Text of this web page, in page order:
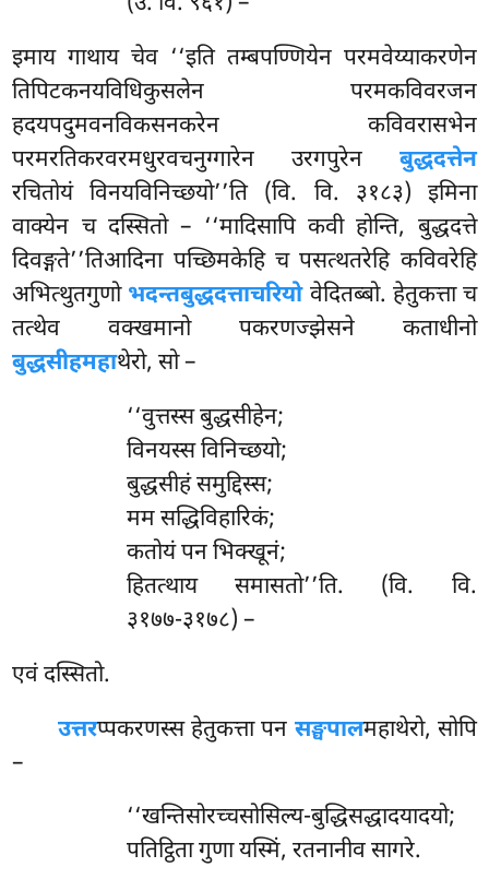
इमायगाथाय चेव ‘‘इति तम्बपण्णियेन परमवेय्याकरणेन
तिपिटकनयविधिकुसलेन परमकविवरजन
हदयपदुमवनविकसनकरेन कविवरासभेन
परमरतिकरवरमधुरवचनुग्गारेन उरगपुरेन बुद्धदत्तेन
रचितोयं विनयविनिच्छयो’’ति (वि. वि. ३१८३) इमिना
वाक्येन च दस्सितो – ‘‘मादिसापि कवी होन्ति, बुद्धदत्ते
दिवङ्गते’’तिआदिना पच्छिमकेहि च पसत्थतरेहि कविवरेहि
अभित्थुतगुणो भदन्तबुद्धदत्ताचरियोवेदितब्बो. हेतुकत्ता च
तत्थेव वक्खमानो पकरणज्झेसने कताधीनो
बुद्धसीहमहाथेरो, सो –
‘‘वुत्तस्स बुद्धसीहेन;
विनयस्स विनिच्छयो;
बुद्धसीहं समुद्दिस्स;
मम सद्धिविहारिकं;
कतोयं पन भिक्खूनं;
हितत्थाय समासतो’’ति. (वि. वि.
३१७७-३१७८) –
एवं दस्सितो.
उत्तरप्पकरणस्स हेतुकत्ता पन सङ्घपालमहाथेरो, सोपि
–
‘‘खन्तिसोरच्चसोसिल्य-बुद्धिसद्धादयादयो;
पतिट्ठिता गुणा यस्मिं, रतनानीव सागरे.